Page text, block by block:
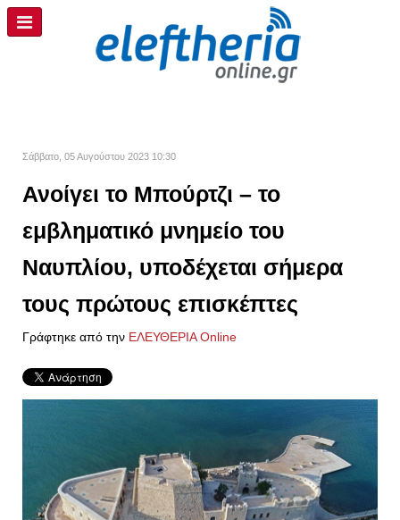
Σάββατο, 05 Αυγούστου 2023 10:30
Ανοίγει το Μπούρτζι – το
εμβληματικό μνημείο του
Ναυπλίου, υποδέχεται σήμερα
τους πρώτους επισκέπτες
Γράφτηκε από την ΕΛΕΥΘΕΡΙΑ Online